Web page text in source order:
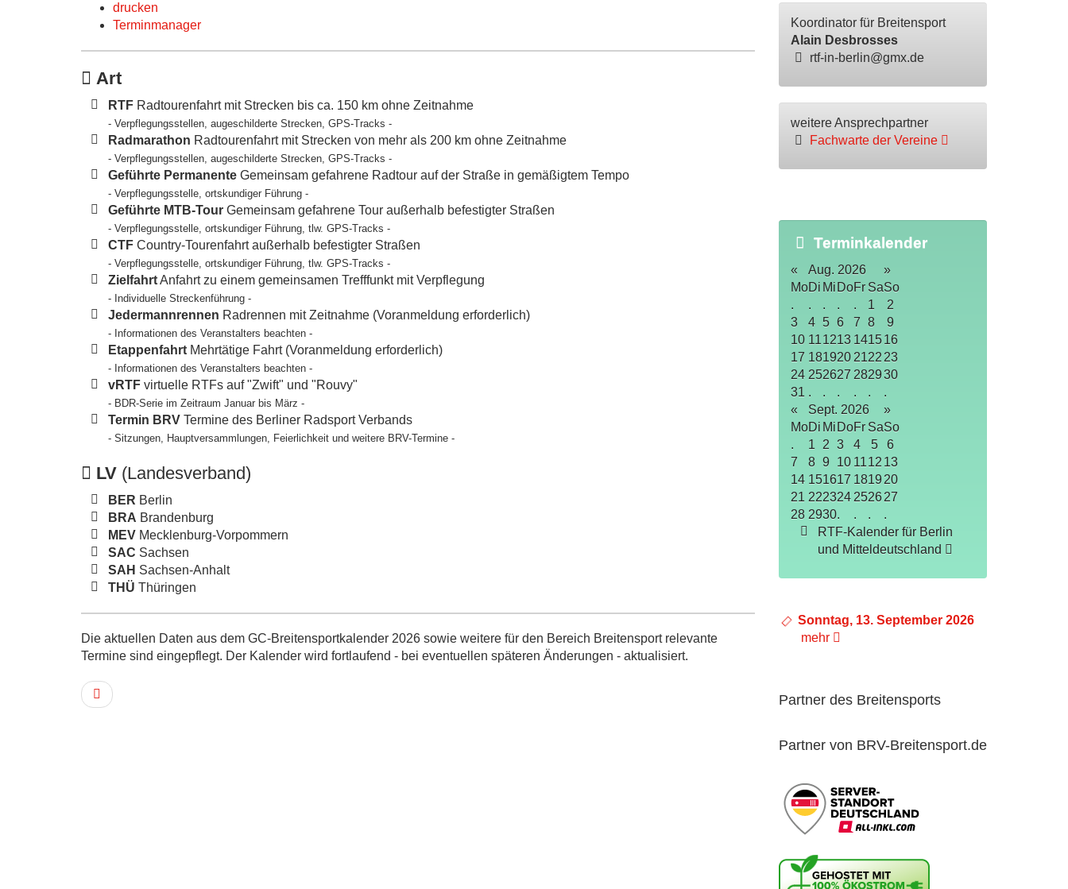
drucken
Terminmanager
Art
RTF Radtourenfahrt mit Strecken bis ca. 150 km ohne Zeitnahme
- Verpflegungsstellen, augeschilderte Strecken, GPS-Tracks -
Radmarathon Radtourenfahrt mit Strecken von mehr als 200 km ohne Zeitnahme
- Verpflegungsstellen, augeschilderte Strecken, GPS-Tracks -
Geführte Permanente Gemeinsam gefahrene Radtour auf der Straße in gemäßigtem Tempo
- Verpflegungsstelle, ortskundiger Führung -
Geführte MTB-Tour Gemeinsam gefahrene Tour außerhalb befestigter Straßen
- Verpflegungsstelle, ortskundiger Führung, tlw. GPS-Tracks -
CTF Country-Tourenfahrt außerhalb befestigter Straßen
- Verpflegungsstelle, ortskundiger Führung, tlw. GPS-Tracks -
ZielfahrtAnfahrt zu einem gemeinsamen Trefffunkt mit Verpflegung
- Individuelle Streckenführung -
Jedermannrennen Radrennen mit Zeitnahme (Voranmeldung erforderlich)
- Informationen des Veranstalters beachten -
Etappenfahrt Mehrtätige Fahrt (Voranmeldung erforderlich)
- Informationen des Veranstalters beachten -
vRTF virtuelle RTFs auf "Zwift" und "Rouvy"
- BDR-Serie im Zeitraum Januar bis März -
Termin BRV Termine des Berliner Radsport Verbands
- Sitzungen, Hauptversammlungen, Feierlichkeit und weitere BRV-Termine -
LV (Landesverband)
BER Berlin
BRA Brandenburg
MEV Mecklenburg-Vorpommern
SAC Sachsen
SAH Sachsen-Anhalt
THÜ Thüringen
Die aktuellen Daten aus dem GC-Breitensportkalender 2026 sowie weitere für den Bereich Breitensport relevante
Termine sind eingepflegt. Der Kalender wird fortlaufend - bei eventuellen späteren Änderungen - aktualisiert.
Koordinator für Breitensport
Alain Desbrosses
rtf-in-berlin@gmx.de
weitere Ansprechpartner
Fachwarte der Vereine
Terminkalender
« Aug. 2026
»
MoDi Mi DoFr SaSo
.
. . . . 1
2
3
4 5 6 7 8
9
10 111213 1415 16
17 181920 2122 23
24 252627 282930
31 . . . . .
.
«
Sept. 2026
»
MoDi Mi DoFr SaSo
.
1 2 3 4 5
6
7
8 9 10 1112 13
14 151617 1819 20
21 222324 2526 27
28 2930. . .
.
RTF-Kalender für Berlin
und Mitteldeutschland
Sonntag, 13. September 2026
mehr
Partner des Breitensports
Partner von BRV-Breitensport.de